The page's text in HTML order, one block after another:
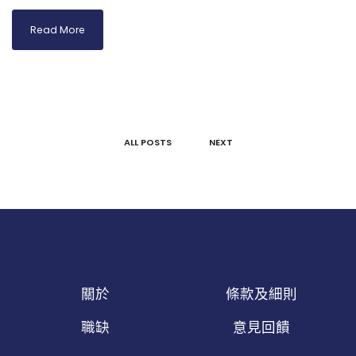
Read More
ALL POSTS NEXT
關於
條款及細則
職缺
意見回饋